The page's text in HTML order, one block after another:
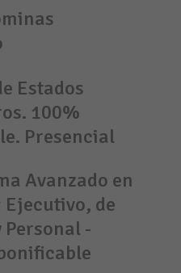
Estados
100%
Presencial
Avanzado en
Ejecutivo, de
Personal -